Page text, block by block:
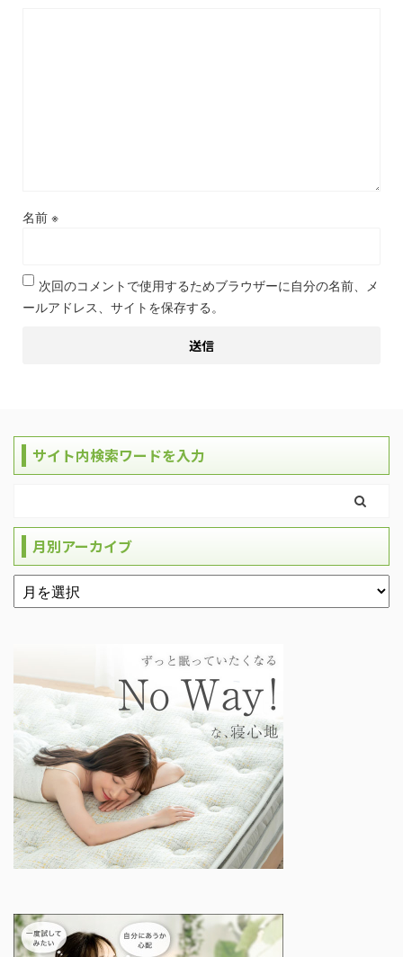
名前 ※
次回のコメントで使用するためブラウザーに自分の名前、メ
ールアドレス、サイトを保存する。
サイト内検索ワードを入力
月別アーカイブ